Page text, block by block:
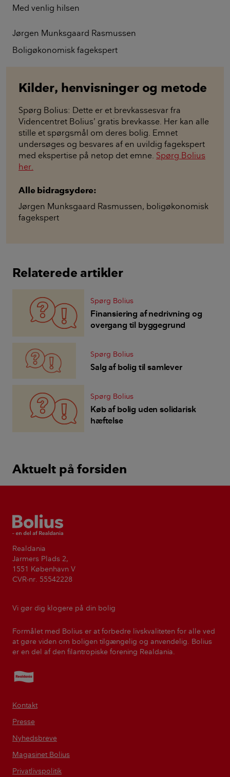
Med venlig hilsen
Jørgen Munksgaard Rasmussen
Boligøkonomisk fagekspert
Kilder, henvisninger og metode
Spørg Bolius: Dette er et brevkassesvar fra
Videncentret Bolius’ gratis brevkasse. Her kan alle
stille et spørgsmål om deres bolig. Emnet
undersøges og besvares af en uvildig fagekspert
med ekspertise på netop det emne. Spørg Bolius
her.
Alle bidragsydere:
Jørgen Munksgaard Rasmussen, boligøkonomisk
fagekspert
Relaterede artikler
Spørg Bolius
Finansiering af nedrivning og
overgang til byggegrund
Spørg Bolius
Salg af bolig til samlever
Spørg Bolius
Køb af bolig uden solidarisk
hæftelse
Aktuelt på forsiden
Bolius
Realdania
Jarmers Plads 2,
1551 København V
CVR-nr. 55542228
Vi gør dig klogere på din bolig
Formålet med Bolius er at forbedre livskvaliteten for alle ved
at gøre viden om boligen tilgængelig og anvendelig. Bolius
er en del af den filantropiske forening Realdania.
Realdania
Kontakt
Presse
Nyhedsbreve
Magasinet Bolius
Privatlivspolitik